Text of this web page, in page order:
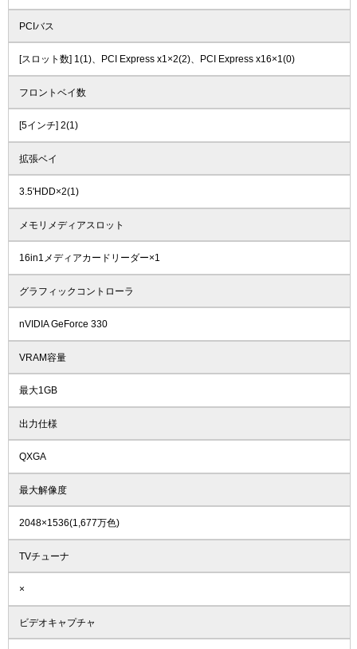
PCIバス
[スロット数] 1(1)、PCI Express x1×2(2)、PCI Express x16×1(0)
フロントベイ数
[5インチ] 2(1)
拡張ベイ
3.5'HDD×2(1)
メモリメディアスロット
16in1メディアカードリーダー×1
グラフィックコントローラ
nVIDIA GeForce 330
VRAM容量
最大1GB
出力仕様
QXGA
最大解像度
2048×1536(1,677万色)
TVチューナ
×
ビデオキャプチャ